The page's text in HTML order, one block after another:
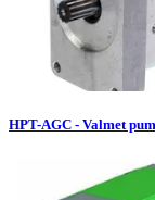
HPT-AGC - Valmet